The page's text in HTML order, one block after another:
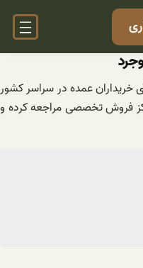
خریداران عمده در سراسر کشور
فروش تخصصی مراجعه کرده و